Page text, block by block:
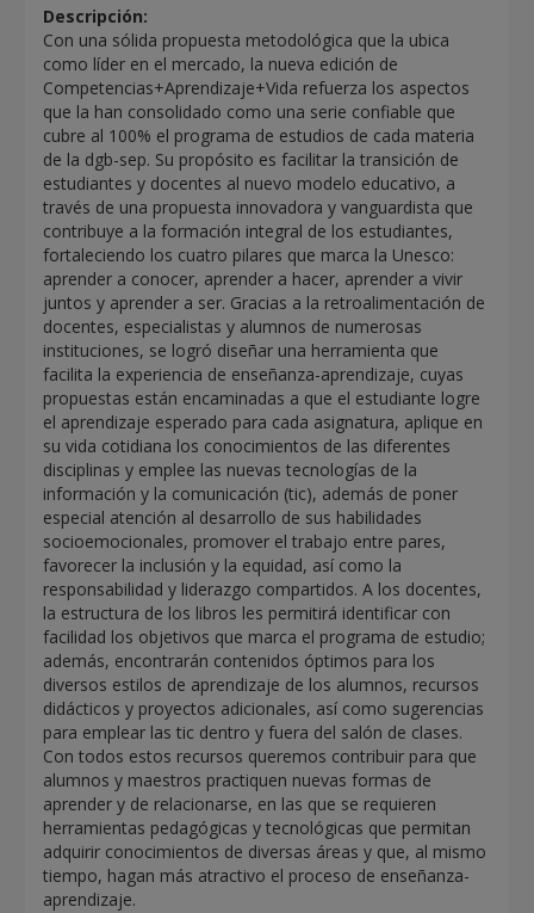
Descripción:
Con una sólida propuesta metodológica que la ubica
como líder en el mercado, la nueva edición de
Competencias+Aprendizaje+Vida refuerza los aspectos
que la han consolidado como una serie confiable que
cubre al 100% el programa de estudios de cada materia
de la dgb-sep. Su propósito es facilitar la transición de
estudiantes y docentes al nuevo modelo educativo, a
través de una propuesta innovadora y vanguardista que
contribuye a la formación integral de los estudiantes,
fortaleciendo los cuatro pilares que marca la Unesco:
aprender a conocer, aprender a hacer, aprender a vivir
juntos y aprender a ser. Gracias a la retroalimentación de
docentes, especialistas y alumnos de numerosas
instituciones, se logró diseñar una herramienta que
facilita la experiencia de enseñanza-aprendizaje, cuyas
propuestas están encaminadas a que el estudiante logre
el aprendizaje esperado para cada asignatura, aplique en
su vida cotidiana los conocimientos de las diferentes
disciplinas y emplee las nuevas tecnologías de la
información y la comunicación (tic), además de poner
especial atención al desarrollo de sus habilidades
socioemocionales, promover el trabajo entre pares,
favorecer la inclusión y la equidad, así como la
responsabilidad y liderazgo compartidos. A los docentes,
la estructura de los libros les permitirá identificar con
facilidad los objetivos que marca el programa de estudio;
además, encontrarán contenidos óptimos para los
diversos estilos de aprendizaje de los alumnos, recursos
didácticos y proyectos adicionales, así como sugerencias
para emplear las tic dentro y fuera del salón de clases.
Con todos estos recursos queremos contribuir para que
alumnos y maestros practiquen nuevas formas de
aprender y de relacionarse, en las que se requieren
herramientas pedagógicas y tecnológicas que permitan
adquirir conocimientos de diversas áreas y que, al mismo
tiempo, hagan más atractivo el proceso de enseñanza-
aprendizaje.